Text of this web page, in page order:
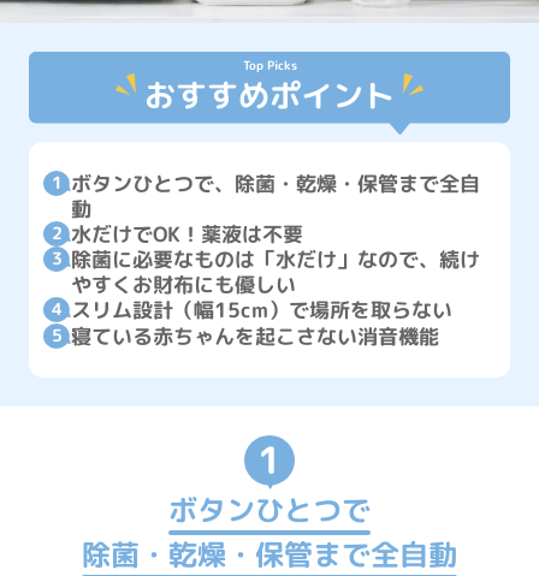
Top Picks
おすすめポイント
ボタンひとつで、除菌・乾燥・保管まで全自
動
水だけでOK！薬液は不要
除菌に必要なものは「水だけ」なので、続け
やすくお財布にも優しい
スリム設計（幅15cm）で場所を取らない
寝ている赤ちゃんを起こさない消音機能
1
ボタンひとつで
除菌・乾燥・保管まで全自動